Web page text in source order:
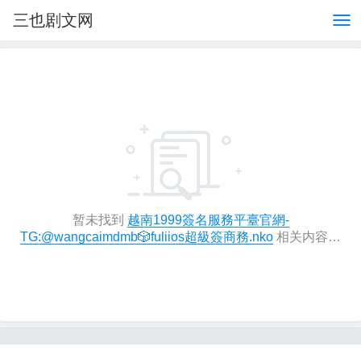
三也剧文网
暂未找到 越南1999簽名服務平臺官網-
TG:@wangcaimdmb🎲fuliios超級簽商務.nko 相关内容…